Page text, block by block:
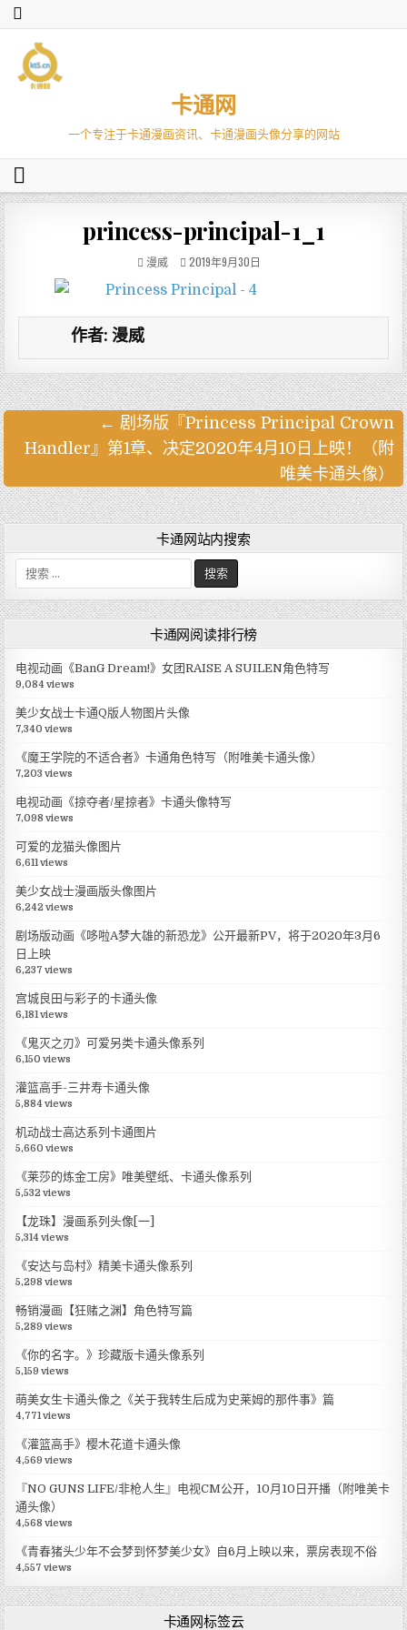
卡通网
一个专注于卡通漫画资讯、卡通漫画头像分享的网站
princess-principal-1_1
漫威 2019年9月30日
作者: 漫威
文
章
导
航
← 剧场版『Princess Principal Crown
Handler』第1章、决定2020年4月10日上映！（附
唯美卡通头像）
卡通网站内搜索
搜
索
:
卡通网阅读排行榜
电视动画《BanG Dream!》女团RAISE A SUILEN角色特写
9,084 views
美少女战士卡通Q版人物图片头像
7,340 views
《魔王学院的不适合者》卡通角色特写（附唯美卡通头像）
7,203 views
电视动画《掠夺者/星掠者》卡通头像特写
7,098 views
可爱的龙猫头像图片
6,611 views
美少女战士漫画版头像图片
6,242 views
剧场版动画《哆啦A梦大雄的新恐龙》公开最新PV，将于2020年3月6
日上映
6,237 views
宫城良田与彩子的卡通头像
6,181 views
《鬼灭之刃》可爱另类卡通头像系列
6,150 views
灌篮高手-三井寿卡通头像
5,884 views
机动战士高达系列卡通图片
5,660 views
《莱莎的炼金工房》唯美壁纸、卡通头像系列
5,532 views
【龙珠】漫画系列头像[一]
5,314 views
《安达与岛村》精美卡通头像系列
5,298 views
畅销漫画【狂赌之渊】角色特写篇
5,289 views
《你的名字。》珍藏版卡通头像系列
5,159 views
萌美女生卡通头像之《关于我转生后成为史莱姆的那件事》篇
4,771 views
《灌篮高手》樱木花道卡通头像
4,569 views
『NO GUNS LIFE/非枪人生』电视CM公开，10月10日开播（附唯美卡
通头像）
4,568 views
《青春猪头少年不会梦到怀梦美少女》自6月上映以来，票房表现不俗
4,557 views
卡通网标签云